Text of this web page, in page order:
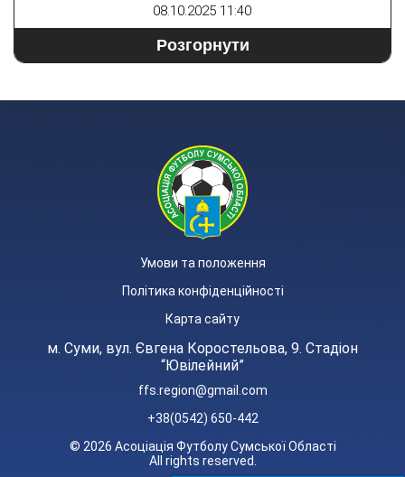
08.10.2025 11:40
Розгорнути
Умови та положення
Політика конфіденційності
Карта сайту
м. Суми, вул. Євгена Коростельова, 9. Стадіон
“Ювілейний”
ffs.region@gmail.com
+38(0542) 650-442
© 2026 Асоціація Футболу Сумської Області
All rights reserved.